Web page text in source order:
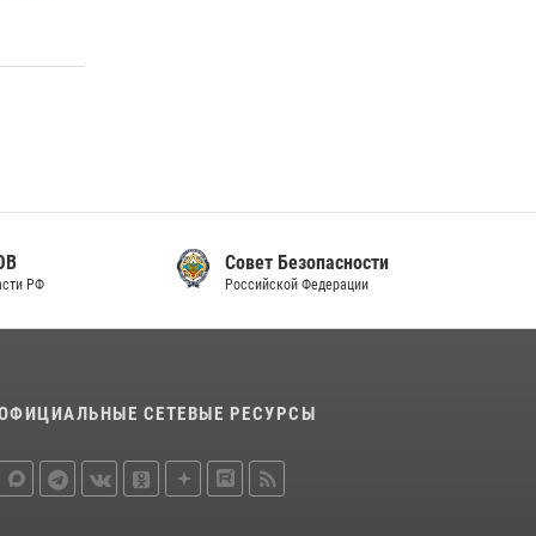
Совет Безопасности
Российской Федерации
СЕТЕВЫЕ РЕСУРСЫ